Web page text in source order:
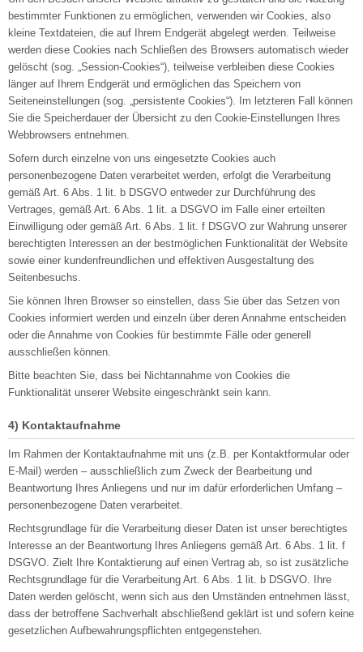
bestimmter Funktionen zu ermöglichen, verwenden wir Cookies, also
kleine Textdateien, die auf Ihrem Endgerät abgelegt werden. Teilweise
werden diese Cookies nach Schließen des Browsers automatisch wieder
gelöscht (sog. „Session-Cookies“), teilweise verbleiben diese Cookies
länger auf Ihrem Endgerät und ermöglichen das Speichern von
Seiteneinstellungen (sog. „persistente Cookies“). Im letzteren Fall können
Sie die Speicherdauer der Übersicht zu den Cookie-Einstellungen Ihres
Webbrowsers entnehmen.
Sofern durch einzelne von uns eingesetzte Cookies auch
personenbezogene Daten verarbeitet werden, erfolgt die Verarbeitung
gemäß Art. 6 Abs. 1 lit. b DSGVO entweder zur Durchführung des
Vertrages, gemäß Art. 6 Abs. 1 lit. a DSGVO im Falle einer erteilten
Einwilligung oder gemäß Art. 6 Abs. 1 lit. f DSGVO zur Wahrung unserer
berechtigten Interessen an der bestmöglichen Funktionalität der Website
sowie einer kundenfreundlichen und effektiven Ausgestaltung des
Seitenbesuchs.
Sie können Ihren Browser so einstellen, dass Sie über das Setzen von
Cookies informiert werden und einzeln über deren Annahme entscheiden
oder die Annahme von Cookies für bestimmte Fälle oder generell
ausschließen können.
Bitte beachten Sie, dass bei Nichtannahme von Cookies die
Funktionalität unserer Website eingeschränkt sein kann.
4) Kontaktaufnahme
Im Rahmen der Kontaktaufnahme mit uns (z.B. per Kontaktformular oder
E-Mail) werden – ausschließlich zum Zweck der Bearbeitung und
Beantwortung Ihres Anliegens und nur im dafür erforderlichen Umfang –
personenbezogene Daten verarbeitet.
Rechtsgrundlage für die Verarbeitung dieser Daten ist unser berechtigtes
Interesse an der Beantwortung Ihres Anliegens gemäß Art. 6 Abs. 1 lit. f
DSGVO. Zielt Ihre Kontaktierung auf einen Vertrag ab, so ist zusätzliche
Rechtsgrundlage für die Verarbeitung Art. 6 Abs. 1 lit. b DSGVO. Ihre
Daten werden gelöscht, wenn sich aus den Umständen entnehmen lässt,
dass der betroffene Sachverhalt abschließend geklärt ist und sofern keine
gesetzlichen Aufbewahrungspflichten entgegenstehen.